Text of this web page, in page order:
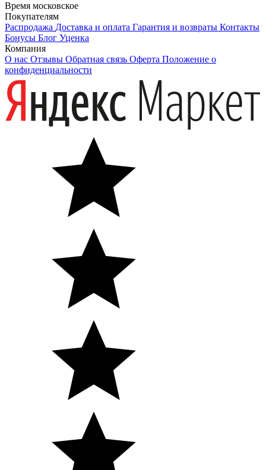
Время московское
Покупателям
Распродажа Доставка и оплата Гарантия и возвраты Контакты
Бонусы Блог Уценка
Компания
О нас Отзывы Обратная связь Оферта Положение о
конфиденциальности